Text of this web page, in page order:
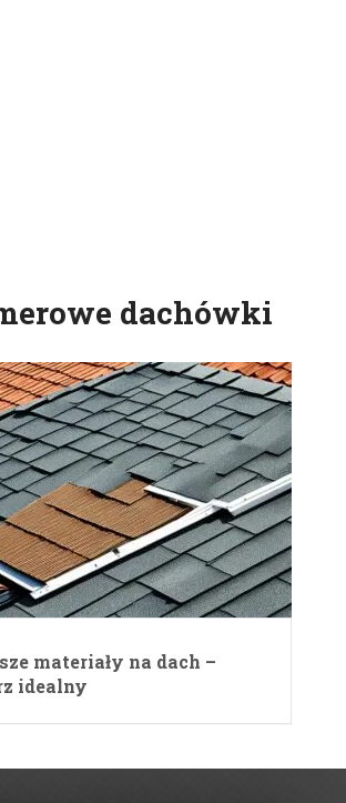
dachówki
materiały na dach –
idealny